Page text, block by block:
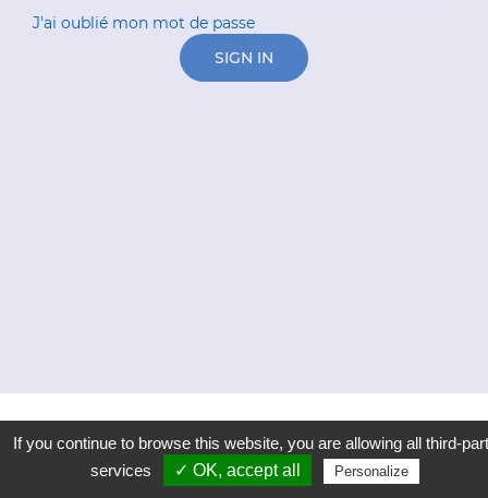
J'ai oublié mon mot de passe
SIGN IN
If you continue to browse this website, you are allowing all third-
services
✓ OK, accept all Personalize